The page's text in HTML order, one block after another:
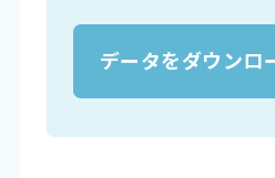
データをダウンロ